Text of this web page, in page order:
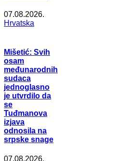
07.08.2026.
Hrvatska
Mišetić: Svih
osam
međunarodnih
sudaca
jednoglasno
je utvrdilo da
se
Tuđmanova
izjava
odnosila na
srpske snage
07.08.2026.